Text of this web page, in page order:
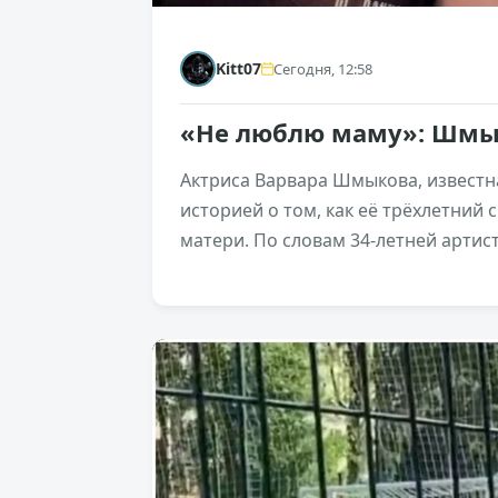
Kitt07 Сегодня, 12:58
«Не люблю маму»:
Актриса Варвара Шмыкова,
историей о том, как её трёхлетний
матери. По словам 34-летней